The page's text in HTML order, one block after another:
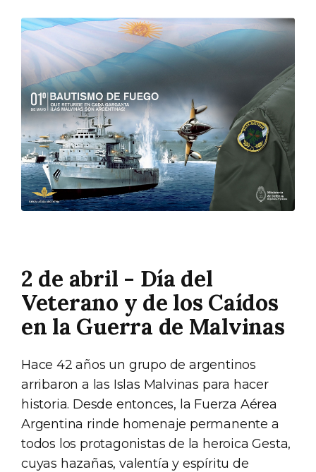
2 de abril - Día del
Veterano y de los Caídos
en la Guerra de Malvinas
Hace 42 años un grupo de argentinos
arribaron a las Islas Malvinas para hacer
historia. Desde entonces, la Fuerza Aérea
Argentina rinde homenaje permanente a
todos los protagonistas de la heroica Gesta,
cuyas hazañas, valentía y espíritu de